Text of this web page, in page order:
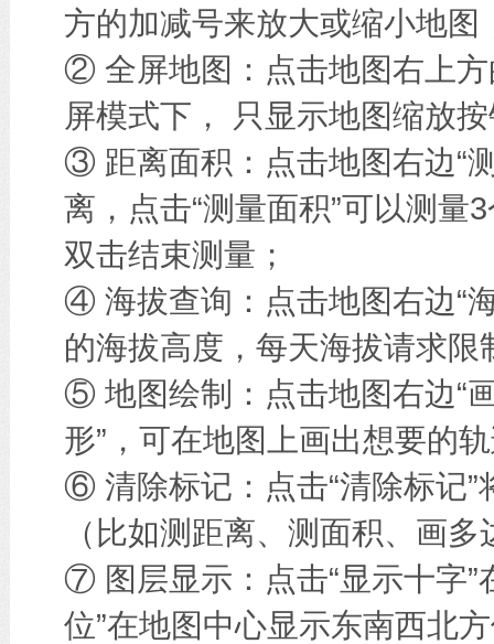
方的加减号来放大或缩小地图
② 全屏地图：点击地图右上方
屏模式下， 只显示地图缩放
③ 距离面积：点击地图右边“
离，点击“测量面积”可以测量
双击结束测量；
④ 海拔查询：点击地图右边“
的海拔高度，每天海拔请求
⑤ 地图绘制：点击地图右边“画
形”，可在地图上画出想要的
⑥ 清除标记：点击“清除标记
（比如测距离、测面积、画多
⑦ 图层显示：点击“显示十字”
位”在地图中心显示东南西北